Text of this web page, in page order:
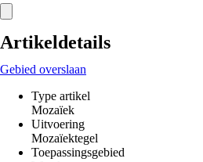
Artikeldetails
Gebied overslaan
Type artikel
Mozaïek
Uitvoering
Mozaïektegel
Toepassingsgebied